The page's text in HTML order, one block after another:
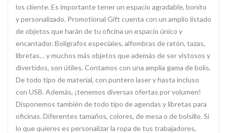
los cliente. Es importante tener un espacio agradable, bonito
y personalizado. Promotional Gift cuenta con un amplio listado
de objetos que harán de tu oficina un espacio único y
encantador. Bolígrafos especiales, alfombras de ratón, tazas,
libretas… y muchos más objetos que además de ser vistosos y
divertidos, son útiles. Contamos con una amplia gama de bolis.
De todo tipo de material, con puntero laser y hasta incluso
con USB. Además, ¡tenemos diversas ofertas por volumen!
Disponemos también de todo tipo de agendas y libretas para
oficinas. Diferentes tamaños, colores, de mesa o de bolsillo. Si
lo que quieres es personalizar la ropa de tus trabajadores,